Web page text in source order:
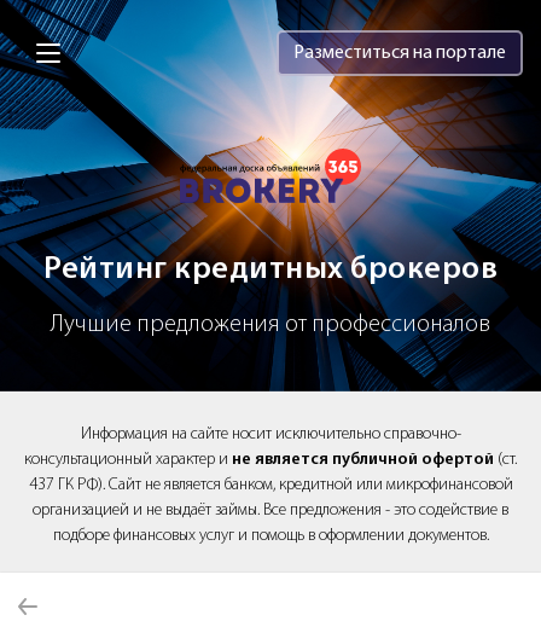
Brokery365 - Рейтинг кредитных
Разместиться на портале
Рейтинг кредитных брокеров
Лучшие предложения от профессионалов
Информация на сайте носит исключительно справочно-
консультационный характер и не является публичной офертой (ст.
437 ГК РФ). Сайт не является банком, кредитной или микрофинансовой
организацией и не выдаёт займы. Все предложения - это содействие в
подборе финансовых услуг и помощь в оформлении документов.